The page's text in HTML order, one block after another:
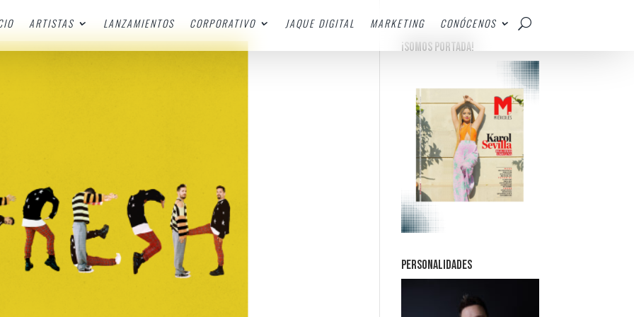
ARTISTAS LANZAMIENTOS CORPORATIVO JAQUE DIGITAL MARKETING
CONÓCENOS
¡SOMOS PORTADA!
PERSONALIDADES